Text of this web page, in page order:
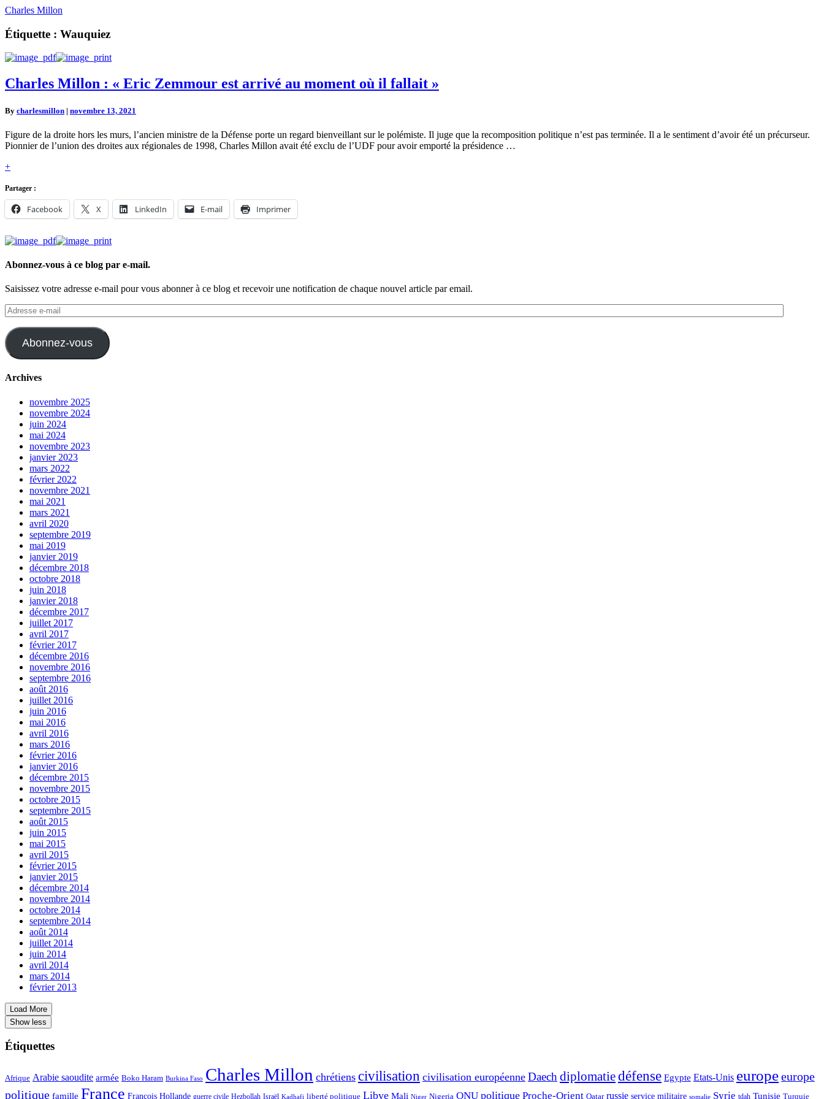
Charles Millon
Étiquette : Wauquiez
Charles
Millon
« Eric
est
arrivé
moment
il
fallait »
Charles Millon : « Eric Zemmour est arrivé au moment où il fallait »
By charlesmillon | novembre 13, 2021
Figure de la droite hors les murs, l’ancien ministre de la Défense porte un regard bienveillant sur le polémiste. Il juge que la recomposition politique n’est pas terminée. Il a le sentiment d’avoir été un précurseur.
Pionnier de l’union des droites aux régionales de 1998, Charles Millon avait été exclu de l’UDF pour avoir emporté la présidence …
+Read
Partager :
Facebook X LinkedIn E-mail Imprimer
Abonnez-vous à ce blog par e-mail.
Saisissez votre adresse e-mail pour vous abonner à ce blog et recevoir une notification de chaque nouvel article par email.
Adresse
e-
mail
Abonnez-vous
Archives
novembre 2025
novembre 2024
juin 2024
mai 2024
novembre 2023
janvier 2023
mars 2022
février 2022
novembre 2021
mai 2021
mars 2021
avril 2020
septembre 2019
mai 2019
janvier 2019
décembre 2018
octobre 2018
juin 2018
janvier 2018
décembre 2017
juillet 2017
avril 2017
février 2017
décembre 2016
novembre 2016
septembre 2016
août 2016
juillet 2016
juin 2016
mai 2016
avril 2016
mars 2016
février 2016
janvier 2016
décembre 2015
novembre 2015
octobre 2015
septembre 2015
août 2015
juin 2015
mai 2015
avril 2015
février 2015
janvier 2015
décembre 2014
novembre 2014
octobre 2014
septembre 2014
août 2014
juillet 2014
juin 2014
avril 2014
mars 2014
février 2013
Load More
Show less
Étiquettes
Afrique Arabie saoudite armée Boko Haram Burkina Faso Charles Millon chrétiens civilisation civilisation européenne Daech diplomatiedéfense Egypte Etats‐Unis europeeurope
politique famille France François Hollande guerre civile Hezbollah Israël Kadhafi liberté politique Libye Mali Niger Nigeria ONU politique Proche-Orient Qatar russie service militaire somalie Syrie tdah Tunisie Turquie